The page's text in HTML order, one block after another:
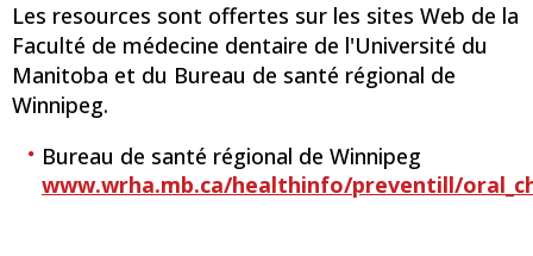
Les resources sont offertes sur les sites Web de la
Faculté de médecine dentaire de l'Université du
Manitoba et du Bureau de santé régional de
Winnipeg.
Bureau de santé régional de Winnipeg
www.wrha.mb.ca/healthinfo/preventill/